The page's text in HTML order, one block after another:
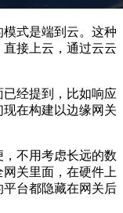
式是端到云。这种
接上云，通过云云
经提到，比如响应
在构建以边缘网关
不用考虑长远的数
关里面，在硬件上
台都隐藏在网关后